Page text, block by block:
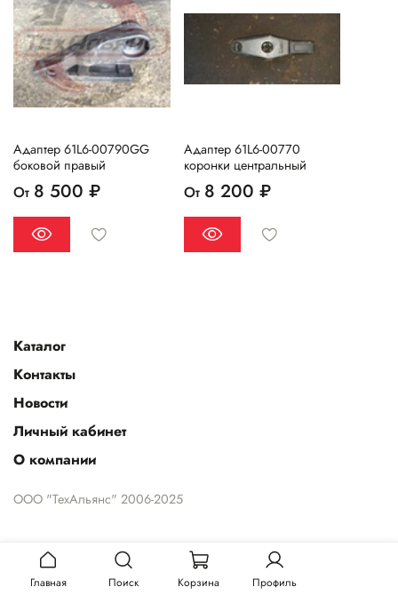
Адаптер 61L6-00790GG
боковой правый
От 8 500 ₽
Адаптер 61L6-00770
коронки центральный
От 8 200 ₽
Каталог
Контакты
Новости
Личный кабинет
О компании
ООО "ТехАльянс" 2006-2025
Главная Поиск Корзина Профиль